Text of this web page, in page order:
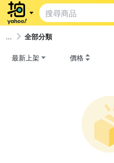
全部分類
最新上架 價格